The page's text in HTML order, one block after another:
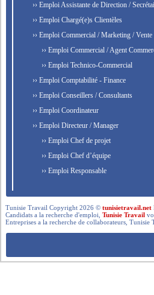
›› Emploi Assistante de Direction /
›› Emploi Chargé(e)s Clientèles
›› Emploi Commercial / Marketing / Vente
›› Emploi Commercial / Agent
›› Emploi Technico-Commercial
›› Emploi Comptabilité - Finance
›› Emploi Conseillers / Consultants
›› Emploi Coordinateur
›› Emploi Directeur / Manager
›› Emploi Chef de projet
›› Emploi Chef d’équipe
›› Emploi Responsable
Tunisie Travail Copyright 2026 ©tunisietravail.net
Candidats a la recherche d'emploi,Tunisie Travail
Entreprises a la recherche de collaborateurs,